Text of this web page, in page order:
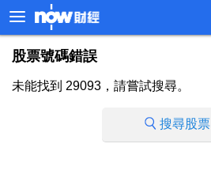
股票號碼錯誤
未能找到 29093，請嘗試搜尋。
搜尋股票